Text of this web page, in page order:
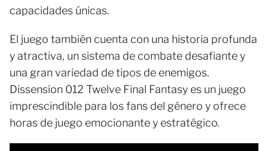
capacidades únicas.
El juego también cuenta con una historia profunda
y atractiva, un sistema de combate desafiante y
una gran variedad de tipos de enemigos.
Dissension 012 Twelve Final Fantasy es un juego
imprescindible para los fans del género y ofrece
horas de juego emocionante y estratégico.